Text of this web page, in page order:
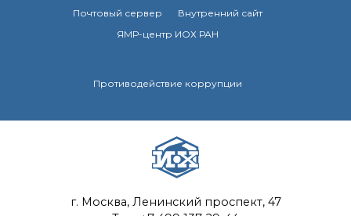
Почтовый сервер
Внутренний сайт
ЯМР-центр ИОХ РАН
Противодействие коррупции
г. Москва, Ленинский проспект, 47